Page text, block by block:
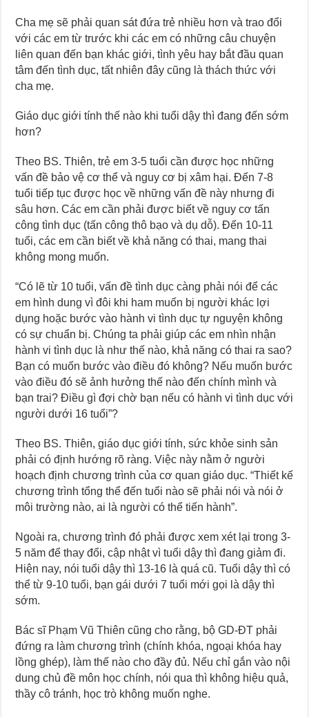
Cha mẹ sẽ phải quan sát đứa trẻ nhiều hơn và trao đổi
với các em từ trước khi các em có những câu chuyện
liên quan đến bạn khác giới, tình yêu hay bắt đầu quan
tâm đến tình dục, tất nhiên đây cũng là thách thức với
cha mẹ.
Giáo dục giới tính thế nào khi tuổi dậy thì đang đến sớm
hơn?
Theo BS. Thiên, trẻ em 3-5 tuổi cần được học những
vấn đề bảo vệ cơ thể và nguy cơ bị xâm hại. Đến 7-8
tuổi tiếp tục được học về những vấn đề này nhưng đi
sâu hơn. Các em cần phải được biết về nguy cơ tấn
công tình dục (tấn công thô bạo và dụ dỗ). Đến 10-11
tuổi, các em cần biết về khả năng có thai, mang thai
không mong muốn.
“Có lẽ từ 10 tuổi, vấn đề tình dục càng phải nói để các
em hình dung vì đôi khi ham muốn bị người khác lợi
dụng hoặc bước vào hành vi tình dục tự nguyện không
có sự chuẩn bị. Chúng ta phải giúp các em nhìn nhận
hành vi tình dục là như thế nào, khả năng có thai ra sao?
Bạn có muốn bước vào điều đó không? Nếu muốn bước
vào điều đó sẽ ảnh hưởng thế nào đến chính mình và
bạn trai? Điều gì đợi chờ bạn nếu có hành vi tình dục với
người dưới 16 tuổi”?
Theo BS. Thiên, giáo dục giới tính, sức khỏe sinh sản
phải có định hướng rõ ràng. Việc này nằm ở người
hoạch định chương trình của cơ quan giáo dục. “Thiết kế
chương trình tổng thể đến tuổi nào sẽ phải nói và nói ở
môi trường nào, ai là người có thể tiến hành”.
Ngoài ra, chương trình đó phải được xem xét lại trong 3-
5 năm để thay đổi, cập nhật vì tuổi dậy thì đang giảm đi.
Hiện nay, nói tuổi dậy thì 13-16 là quá cũ. Tuổi dậy thì có
thể từ 9-10 tuổi, bạn gái dưới 7 tuổi mới gọi là dậy thì
sớm.
Bác sĩ Phạm Vũ Thiên cũng cho rằng, bộ GD-ĐT phải
đứng ra làm chương trình (chính khóa, ngoại khóa hay
lồng ghép), làm thế nào cho đầy đủ. Nếu chỉ gắn vào nội
dung chủ đề môn học chính, nói qua thì không hiệu quả,
thầy cô tránh, học trò không muốn nghe.